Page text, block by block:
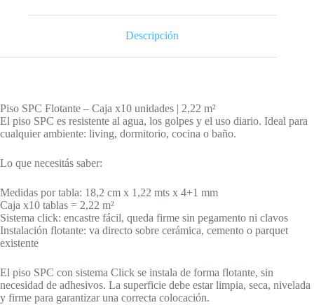
Descripción
Piso SPC Flotante – Caja x10 unidades | 2,22 m²
El piso SPC es resistente al agua, los golpes y el uso diario. Ideal para
cualquier ambiente: living, dormitorio, cocina o baño.
Lo que necesitás saber:
Medidas por tabla: 18,2 cm x 1,22 mts x 4+1 mm
Caja x10 tablas = 2,22 m²
Sistema click: encastre fácil, queda firme sin pegamento ni clavos
Instalación flotante: va directo sobre cerámica, cemento o parquet
existente
El piso SPC con sistema Click se instala de forma flotante, sin
necesidad de adhesivos. La superficie debe estar limpia, seca, nivelada
y firme para garantizar una correcta colocación.